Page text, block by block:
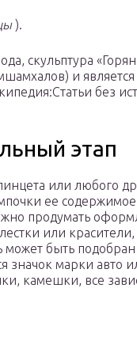
).
скульптура
и
без
этап
или любого
ее
продумать
или
может быть
значок марки
камешки, все